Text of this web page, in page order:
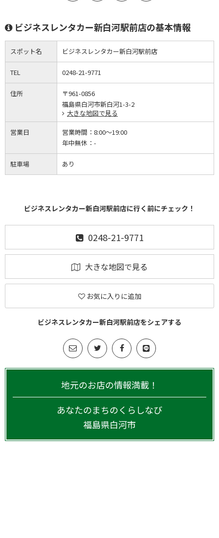
ビジネスレンタカー新白河駅前店の基本情報
スポット名 ビジネスレンタカー新白河駅前店
TEL 0248-21-9771
住所
〒961-0856
福島県白河市新白河1-3-2
大きな地図で見る
営業日 営業時間： 8:00～19:00
年中無休： -
駐車場 あり
ビジネスレンタカー新白河駅前店に行く前にチェック！
0248-21-9771
大きな地図で見る
お気に入りに追加
ビジネスレンタカー新白河駅前店をシェアする
地元のお店の情報満載！
あなたのまちのくらしなび
福島県白河市